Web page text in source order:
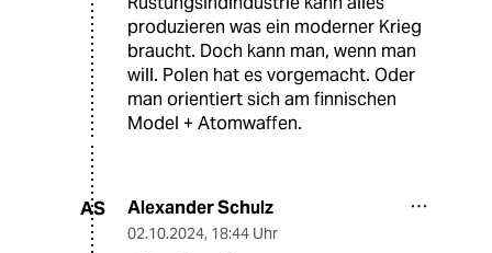
produzieren was ein moderner Krieg
braucht. Doch kann man, wenn man
will. Polen hat es vorgemacht. Oder
man orientiert sich am finnischen
Model + Atomwaffen.
AS Alexander Schulz
02.10.2024, 18:44 Uhr